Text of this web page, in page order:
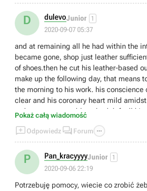
D dulevoJunior 1
2020-09-07 05:37
and at remaining all he had within the
became gone, shop just leather
of shoes.then he cut his leather-based
make up the following day, that means
the morning to his work. his conscience
clear and his coronary heart mild
so he went peaceably to bed, left all his
and soon fell asleep. [link]
Pokaż całą wiadomość
Odpowiedz  Forum 
P Pan_kracyyyyJunior 1
2020-09-06 22:19
Potrzebuję pomocy, wiecie co zrobić